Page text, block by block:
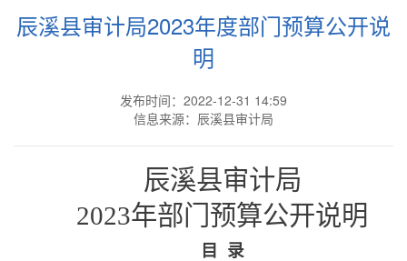
辰溪县审计局2023年度部门预算公开说
明
发布时间：2022-12-31 14:59
信息来源：辰溪县审计局
辰溪县审计局
2023年部门预算公开说明
目 录